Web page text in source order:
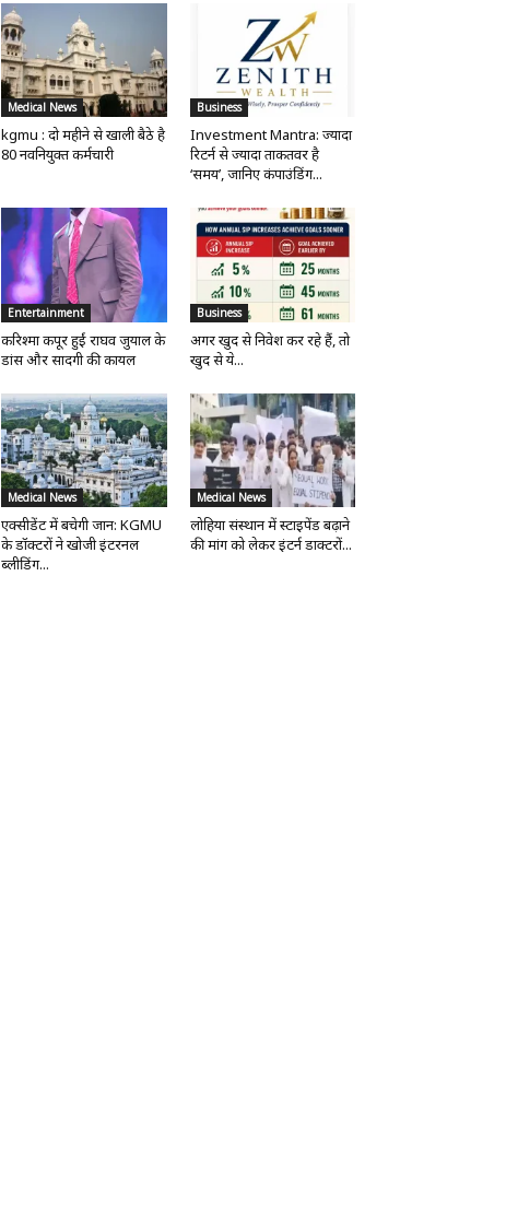
Medical News
kgmu : दो महीने से खाली बैठे है
80 नवनियुक्त कर्मचारी
Business
Investment Mantra: ज्यादा
रिटर्न से ज्यादा ताकतवर है
‘समय’, जानिए कंपाउंडिंग...
Entertainment
करिश्मा कपूर हुईं राघव जुयाल के
डांस और सादगी की कायल
Business
अगर खुद से निवेश कर रहे हैं, तो
खुद से ये...
Medical News
एक्सीडेंट में बचेगी जान: KGMU
के डॉक्टरों ने खोजी इंटरनल
ब्लीडिंग...
Medical News
लोहिया संस्थान में स्टाइपेंड बढ़ाने
की मांग को लेकर इंटर्न डाक्टरों...